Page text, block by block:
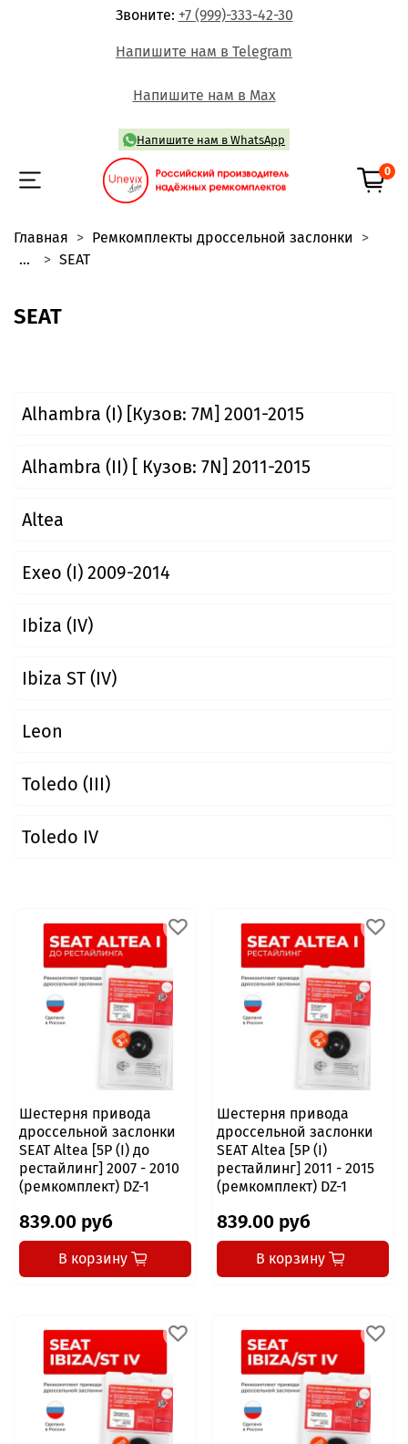
Звоните: +7 (999)-333-42-30
Напишите нам в Telegram
Напишите нам в Max
Напишите нам в WhatsApp
0
Главная
Ремкомплекты дроссельной заслонки
...
SEAT
SEAT
Alhambra (I) [Кузов: 7M] 2001-2015
Alhambra (II) [ Кузов: 7N] 2011-2015
Altea
Exeo (I) 2009-2014
Ibiza (IV)
Ibiza ST (IV)
Leon
Toledo (III)
Toledo IV
Шестерня привода
дроссельной заслонки
SEAT Altea [5P (I) до
рестайлинг] 2007 - 2010
(ремкомплект) DZ-1
839.00 руб
В корзину
Шестерня привода
дроссельной заслонки
SEAT Altea [5P (I)
рестайлинг] 2011 - 2015
(ремкомплект) DZ-1
839.00 руб
В корзину